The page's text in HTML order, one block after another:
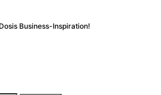
Business-Inspiration!